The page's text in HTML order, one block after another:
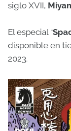
siglo XVII,
El especial “
disponible en
2023.